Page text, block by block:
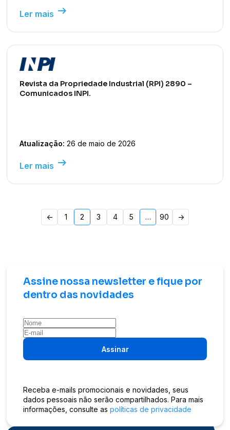
Ler mais arrow_right_alt
Revista da Propriedade Industrial (RPI) 2890 –
Comunicados INPI.
Atualização: 26 de maio de 2026
Ler mais arrow_right_alt
<- 1 2 3 4 5 … 90 ->
Assine nossa newsletter e fique por
dentro das novidades
Assinar
Receba e-mails promocionais e novidades, seus
dados pessoais não serão compartilhados. Para mais
informações, consulte as políticas de privacidade